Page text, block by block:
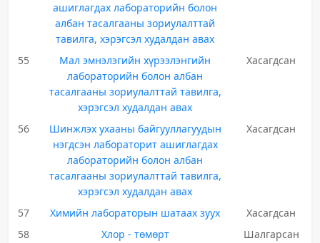
ашиглагдах лабораторийн болон
албан тасалгааны зориулалттай
тавилга, хэрэгсэл худалдан авах
55
Мал эмнэлэгийн хүрээлэнгийн
лабораторийн болон албан
тасалгааны зориулалттай тавилга,
хэрэгсэл худалдан авах
Хасагдсан
56
Шинжлэх ухааны байгууллагуудын
нэгдсэн лабораторит ашиглагдах
лабораторийн болон албан
тасалгааны зориулалттай тавилга,
хэрэгсэл худалдан авах
Хасагдсан
57 Химийн лабораторын шатаах зуух
Хасагдсан
58
Хлор - төмөрт
Шалгарсан